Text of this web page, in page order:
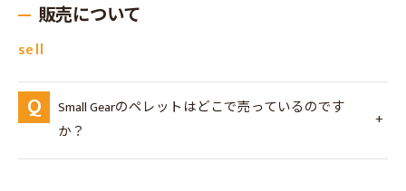
販売について
sell
Small Gearのペレットはどこで売っているのです
か？